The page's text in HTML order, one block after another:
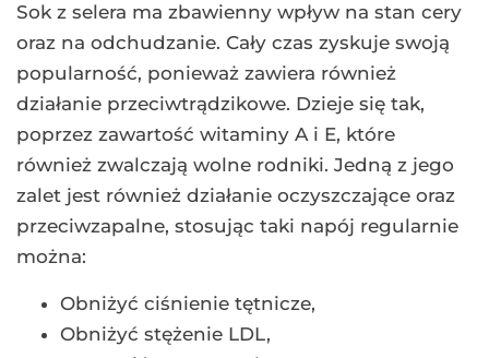
Sok z selera ma zbawienny wpływ na stan cery
oraz na odchudzanie. Cały czas zyskuje swoją
popularność, ponieważ zawiera również
działanie przeciwtrądzikowe. Dzieje się tak,
poprzez zawartość witaminy A i E, które
również zwalczają wolne rodniki. Jedną z jego
zalet jest również działanie oczyszczające oraz
przeciwzapalne, stosując taki napój regularnie
można:
Obniżyć ciśnienie tętnicze,
Obniżyć stężenie LDL,